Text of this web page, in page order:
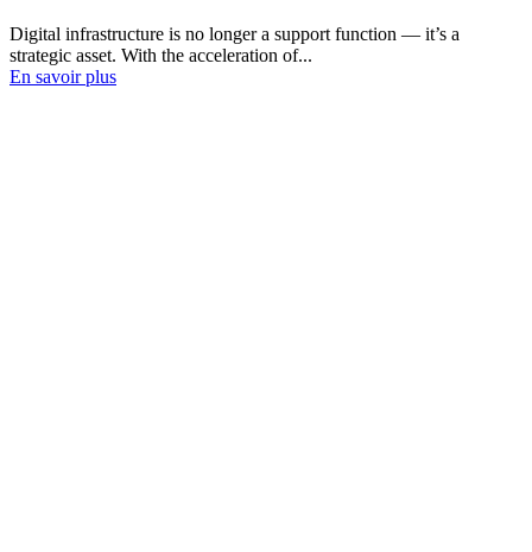
Digital infrastructure is no longer a support function — it’s a
strategic asset. With the acceleration of...
En savoir plus